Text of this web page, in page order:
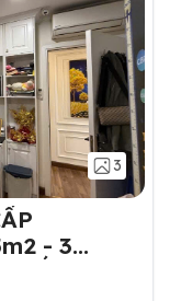
3
- 3
2